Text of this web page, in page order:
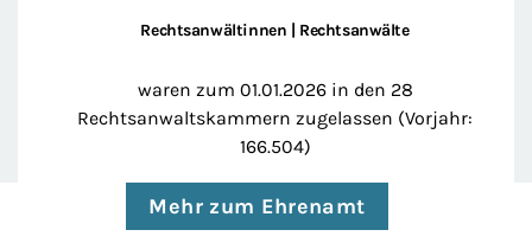
Rechtsanwältinnen | Rechtsanwälte
waren zum 01.01.2026 in den 28
Rechtsanwaltskammern zugelassen (Vorjahr:
166.504)
Mehr zum Ehrenamt